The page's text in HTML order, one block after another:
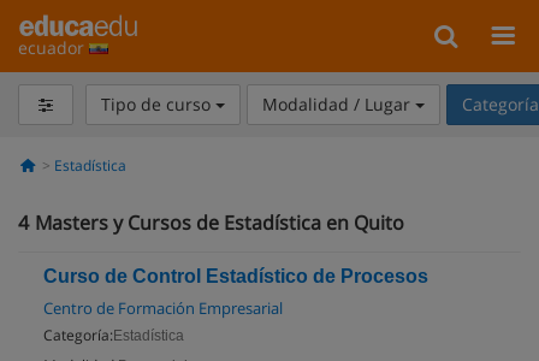
ecuador
Tipo de curso Modalidad / Lugar
Estadística
4 Masters y Cursos de Estadística en Quito
Curso de Control Estadístico de Procesos
Centro de Formación Empresarial
Categoría: Estadística